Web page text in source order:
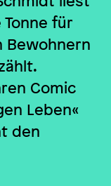
Tonne für
Bewohnern
Comic
Leben«
den